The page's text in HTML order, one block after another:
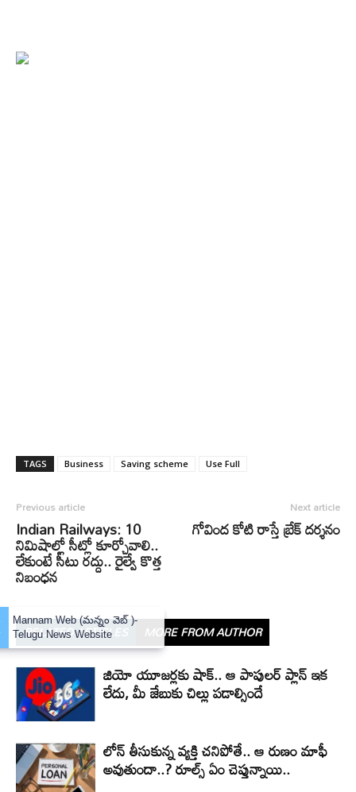
TAGS Business Saving scheme Use Full
Previous article
Indian Railways: 10
నిమిషాల్లో సీట్లో కూర్చోవాలి..
లేకుంటే సీటు రద్దు.. రైల్వే కొత్త
నిబంధన
Next article
గోవింద కోటి రాస్తే బ్రేక్‌ దర్శనం
RELATED ARTICLES MORE FROM AUTHOR
జియో యూజర్లకు షాక్.. ఆ పాపులర్ ప్లాన్ ఇక
లేదు, మీ జేబుకు చిల్లు పడాల్సిందే
లోన్ తీసుకున్న వ్యక్తి చనిపోతే.. ఆ రుణం మాఫీ
అవుతుందా..? రూల్స్ ఏం చెప్తున్నాయి..
×
Mannam Web (మన్నం వెబ్ )-
Telugu News Website